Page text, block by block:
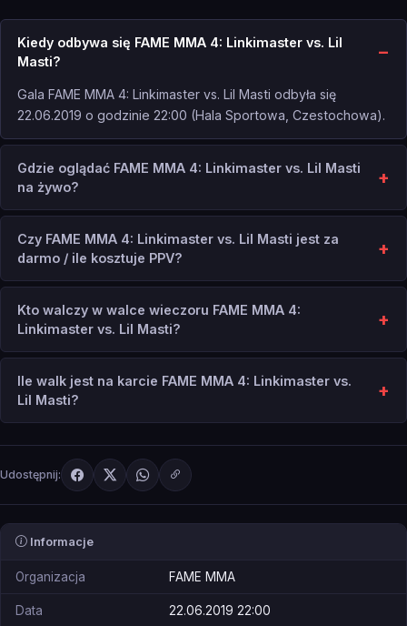
Kiedy odbywa się FAME MMA 4: Linkimaster vs. Lil
Masti?
Gala FAME MMA 4: Linkimaster vs. Lil Masti odbyła się
22.06.2019 o godzinie 22:00 (Hala Sportowa, Czestochowa).
Gdzie oglądać FAME MMA 4: Linkimaster vs. Lil Masti
na żywo?
Czy FAME MMA 4: Linkimaster vs. Lil Masti jest za
darmo / ile kosztuje PPV?
Kto walczy w walce wieczoru FAME MMA 4:
Linkimaster vs. Lil Masti?
Ile walk jest na karcie FAME MMA 4: Linkimaster vs.
Lil Masti?
Udostępnij:
Informacje
Organizacja FAME MMA
Data 22.06.2019 22:00